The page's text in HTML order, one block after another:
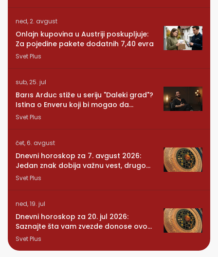
ned, 2. avgust
Onlajn kupovina u Austriji poskupljuje:
Za pojedine pakete dodatnih 7,40 evra
Svet Plus
sub, 25. jul
Barıs Arduc stiže u seriju "Daleki grad"?
Istina o Enveru koji bi mogao da
promeni sve
Svet Plus
čet, 6. avgust
Dnevni horoskop za 7. avgust 2026:
Jedan znak dobija važnu vest, drugom
se vraća osoba iz prošlosti
Svet Plus
ned, 19. jul
Dnevni horoskop za 20. jul 2026:
Saznajte šta vam zvezde donose ovog
ponedeljka
Svet Plus